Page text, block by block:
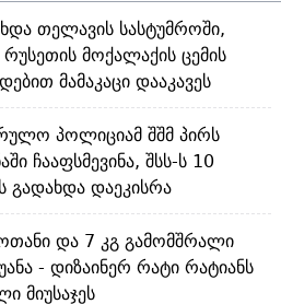
თელავის სასტუმროში,
მოქალაქის ცემის
მამაკაცი დააკავეს
პოლიციამ შშმ პირს
ჩააფსმევინა, შსს-ს 10
გადახდა დაეკისრა
და 7 კგ გამომშრალი
- დიზაინერ რატი რატიანს
მიუსაჯეს